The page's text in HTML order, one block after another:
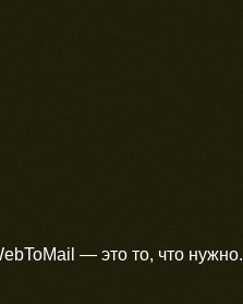
— это то, что нужно.